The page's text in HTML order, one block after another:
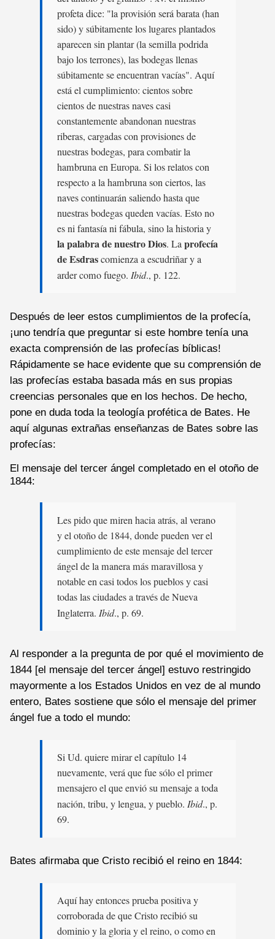
profeta dice: "la provisión será barata (han
sido) y súbitamente los lugares plantados
aparecen sin plantar (la semilla podrida
bajo los terrones), las bodegas llenas
súbitamente se encuentran vacías". Aquí
está el cumplimiento: cientos sobre
cientos de nuestras naves casi
constantemente abandonan nuestras
riberas, cargadas con provisiones de
nuestras bodegas, para combatir la
hambruna en Europa. Si los relatos con
respecto a la hambruna son ciertos, las
naves continuarán saliendo hasta que
nuestras bodegas queden vacías. Esto no
es ni fantasía ni fábula, sino la historia y
la palabra de nuestro Dios. Laprofecía
de Esdrascomienza a escudriñar y a
arder como fuego. Ibid., p. 122.
Después de leer estos cumplimientos de la profecía,
¡uno tendría que preguntar si este hombre tenía una
exacta comprensión de las profecías bíblicas!
Rápidamente se hace evidente que su comprensión de
las profecías estaba basada más en sus propias
creencias personales que en los hechos. De hecho,
pone en duda toda la teología profética de Bates. He
aquí algunas extrañas enseñanzas de Bates sobre las
profecías:
El mensaje del tercer ángel completado en el otoño de
1844:
Les pido que miren hacia atrás, al verano
y el otoño de 1844, donde pueden ver el
cumplimiento de este mensaje del tercer
ángel de la manera más maravillosa y
notable en casi todos los pueblos y casi
todas las ciudades a través de Nueva
Inglaterra. Ibid., p. 69.
Al responder a la pregunta de por qué el movimiento de
1844 [el mensaje del tercer ángel] estuvo restringido
mayormente a los Estados Unidos en vez de al mundo
entero, Bates sostiene que sólo el mensaje del primer
ángel fue a todo el mundo:
Si Ud. quiere mirar el capítulo 14
nuevamente, verá que fue sólo el primer
mensajero el que envió su mensaje a toda
nación, tribu, y lengua, y pueblo. Ibid., p.
69.
Bates afirmaba que Cristo recibió el reino en 1844:
Aquí hay entonces prueba positiva y
corroborada de que Cristo recibió su
dominio y la gloria y el reino, o como en